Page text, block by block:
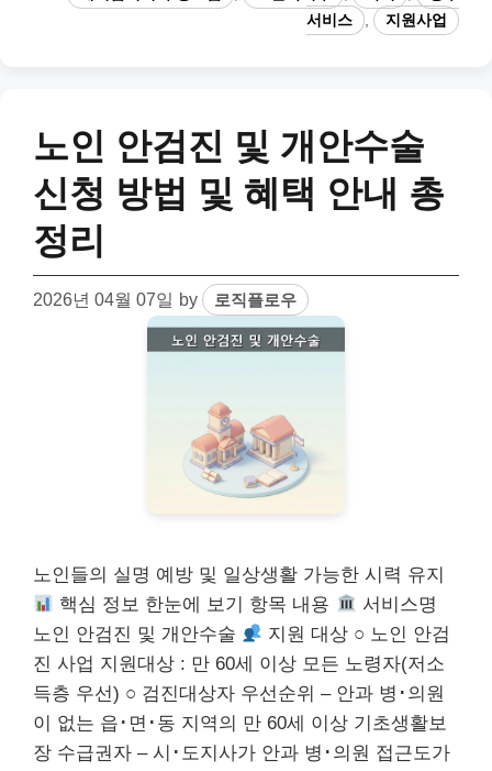
서비스
지원사업
노인 안검진 및 개안수술
신청 방법 및 혜택 안내 총
정리
2026년 04월 07일 by 로직플로우
노인들의 실명 예방 및 일상생활 가능한 시력 유지
핵심 정보 한눈에 보기 항목 내용
서비스명
노인 안검진 및 개안수술
지원 대상 ○ 노인 안검
진 사업 지원대상 : 만 60세 이상 모든 노령자(저소
득층 우선) ○ 검진대상자 우선순위 – 안과 병･의원
이 없는 읍･면･동 지역의 만 60세 이상 기초생활보
장 수급권자 – 시･도지사가 안과 병･의원 접근도가